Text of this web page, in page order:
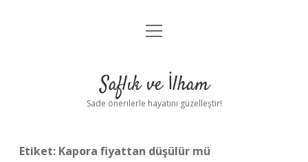
Anasayfa
Yasal Uyarı
menüyü
Saflık ve İlham
Sade önerilerle hayatını güzelleştir!
Etiket: Kapora fiyattan düşülür mü